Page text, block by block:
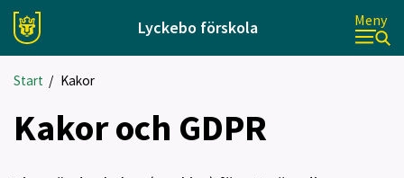
Lyckebo förskola Meny
Start / Kakor
Kakor och GDPR